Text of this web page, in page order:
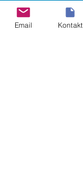
Email Kontakt